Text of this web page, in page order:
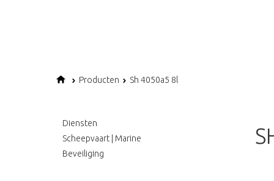
Producten Sh 4050a5 8l
Diensten
Scheepvaart | Marine
Beveiliging